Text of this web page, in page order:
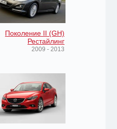
Поколение II (GH)
Рестайлинг
2009 - 2013